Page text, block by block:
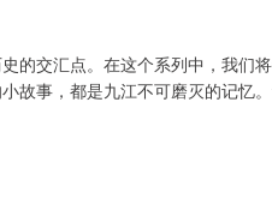
的交汇点。在这个系列中，我们
故事，都是九江不可磨灭的记忆